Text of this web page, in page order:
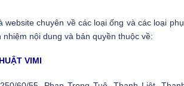
website chuyên về các loại ống và các loại
nội dung và bản quyền thuộc về:
VIMI